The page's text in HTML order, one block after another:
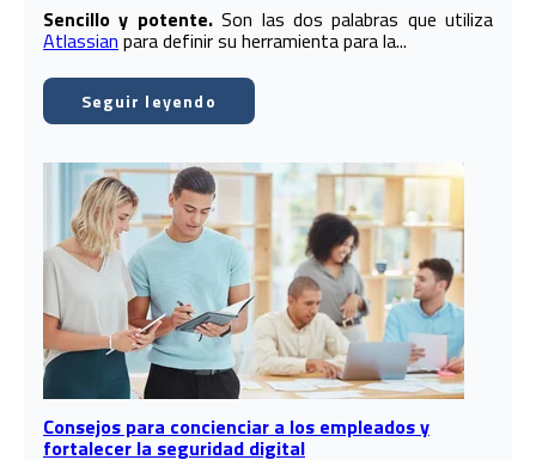
Sencillo y potente.Son las dos palabras que utiliza
Atlassian para definir su herramienta para la...
Seguir leyendo
Consejos para concienciar a los empleados y
fortalecer la seguridad digital